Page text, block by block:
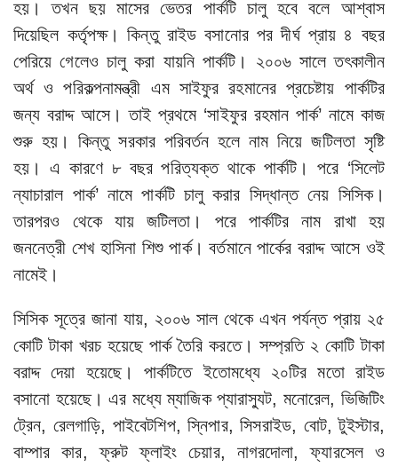
হয়। তখন ছয় মাসের ভেতর পার্কটি চালু হবে বলে আশ্বাস
দিয়েছিল কর্তৃপক্ষ। কিন্তু রাইড বসানোর পর দীর্ঘ প্রায় ৪ বছর
পেরিয়ে গেলেও চালু করা যায়নি পার্কটি। ২০০৬ সালে তৎকালীন
অর্থ ও পরিকল্পনামন্ত্রী এম সাইফুর রহমানের প্রচেষ্টায় পার্কটির
জন্য বরাদ্দ আসে। তাই প্রথমে ‘সাইফুর রহমান পার্ক’ নামে কাজ
শুরু হয়। কিন্তু সরকার পরিবর্তন হলে নাম নিয়ে জটিলতা সৃষ্টি
হয়। এ কারণে ৮ বছর পরিত্যক্ত থাকে পার্কটি। পরে ‘সিলেট
ন্যাচারাল পার্ক’ নামে পার্কটি চালু করার সিদ্ধান্ত নেয় সিসিক।
তারপরও থেকে যায় জটিলতা। পরে পার্কটির নাম রাখা হয়
জননেত্রী শেখ হাসিনা শিশু পার্ক। বর্তমানে পার্কের বরাদ্দ আসে ওই
নামেই।
সিসিক সূত্রে জানা যায়, ২০০৬ সাল থেকে এখন পর্যন্ত প্রায় ২৫
কোটি টাকা খরচ হয়েছে পার্ক তৈরি করতে। সম্প্রতি ২ কোটি টাকা
বরাদ্দ দেয়া হয়েছে। পার্কটিতে ইতোমধ্যে ২০টির মতো রাইড
বসানো হয়েছে। এর মধ্যে ম্যাজিক প্যারাস্যুট, মনোরেল, ভিজিটিং
ট্রেন, রেলগাড়ি, পাইবেটশিপ, স্নিপার, সিসরাইড, বোট, টুইস্টার,
বাম্পার কার, ফ্রুট ফ্লাইং চেয়ার, নাগরদোলা, ফ্যারসেল ও